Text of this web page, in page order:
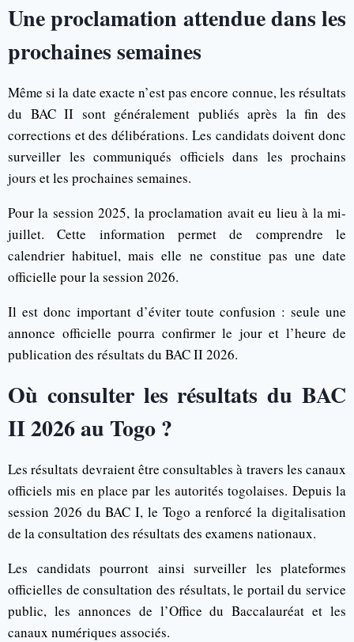
Une proclamation attendue dans les
prochaines semaines
Même si la date exacte n’est pas encore connue, les résultats
du BAC II sont généralement publiés après la fin des
corrections et des délibérations. Les candidats doivent donc
surveiller les communiqués officiels dans les prochains
jours et les prochaines semaines.
Pour la session 2025, la proclamation avait eu lieu à la mi-
juillet. Cette information permet de comprendre le
calendrier habituel, mais elle ne constitue pas une date
officielle pour la session 2026.
Il est donc important d’éviter toute confusion : seule une
annonce officielle pourra confirmer le jour et l’heure de
publication des résultats du BAC II 2026.
Où consulter les résultats du BAC
II 2026 au Togo ?
Les résultats devraient être consultables à travers les canaux
officiels mis en place par les autorités togolaises. Depuis la
session 2026 du BAC I, le Togo a renforcé la digitalisation
de la consultation des résultats des examens nationaux.
Les candidats pourront ainsi surveiller les plateformes
officielles de consultation des résultats, le portail du service
public, les annonces de l’Office du Baccalauréat et les
canaux numériques associés.